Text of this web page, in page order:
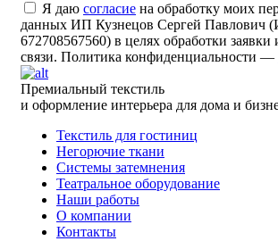
Я даю согласие на обработку моих
данных ИП Кузнецов Сергей Павлович
672708567560) в целях обработки заявки
связи. Политика конфиденциальности —
Премиальный текстиль
и оформление интерьера для дома и
Текстиль для гостиниц
Негорючие ткани
Системы затемнения
Театральное оборудование
Наши работы
О компании
Контакты